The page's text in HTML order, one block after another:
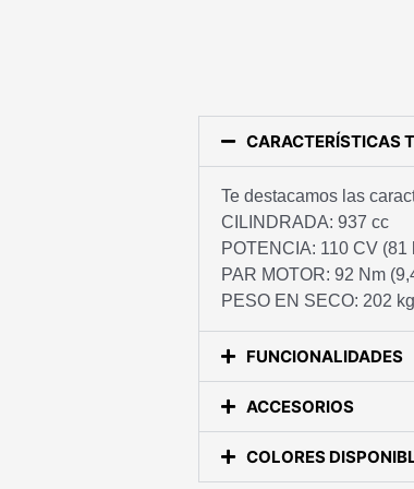
CARACTERÍSTICAS
Te destacamos las
CILINDRADA: 937 cc
POTENCIA: 110 CV (81
PAR MOTOR: 92 Nm
PESO EN SECO: 202 kg
FUNCIONALIDADES
ACCESORIOS
COLORES